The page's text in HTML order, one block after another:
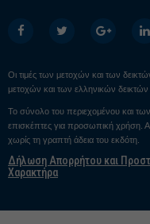
Οι τιμές των μετοχών και των
μετοχών και των ελληνικών
Το σύνολο του περιεχομένου και
επισκέπτες για προσωπική χρήση.
χωρίς τη γραπτή άδεια του εκδότη.
Δήλωση Απορρήτου και
Χαρακτήρα